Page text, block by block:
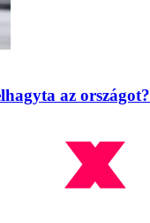
az országot?